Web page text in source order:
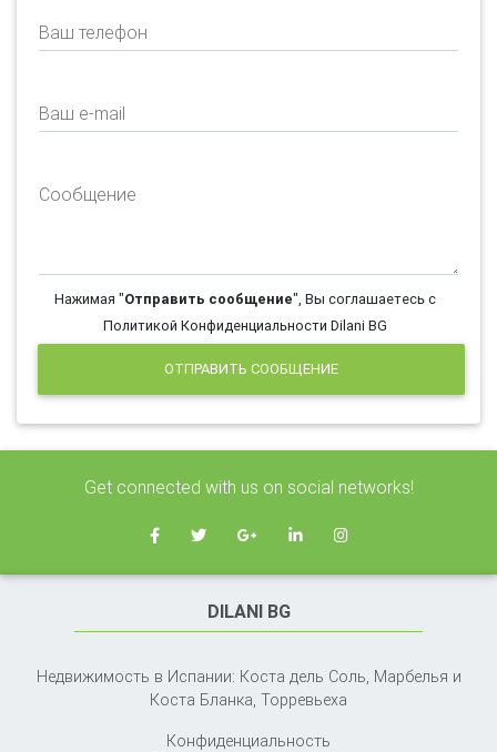
Ваш телефон
Ваш e-mail
Сообщение
Нажимая "Отправить сообщение", Вы соглашаетесь с
Политикой Конфиденциальности Dilani BG
ОТПРАВИТЬ СООБЩЕНИЕ
Get connected with us on social networks!
DILANI BG
Недвижимость в Испании: Коста дель Соль, Марбелья и
Коста Бланка, Торревьеха
Конфиденциальность